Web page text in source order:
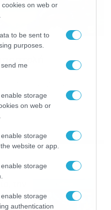
on web or
to be sent to
purposes.
me
storage
on web or
storage
website or app.
storage
storage
authentication
στο «σπίτι» του,
πρώτη τετράδα (09/03
του Δημοτικού
και έτσι η ομάδα της
Ο Θωμάς […]